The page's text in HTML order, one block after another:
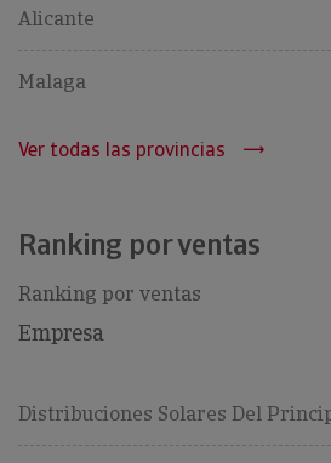
Alicante
Malaga
Ver todas las provincias
Ranking por ventas
Ranking por ventas
Empresa
Distribuciones Solares Del